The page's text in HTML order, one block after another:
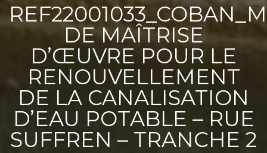
DE MAÎTRISE
D’ŒUVRE POUR LE
RENOUVELLEMENT
DE LA CANALISATION
D’EAU POTABLE – RUE
SUFFREN – TRANCHE 2